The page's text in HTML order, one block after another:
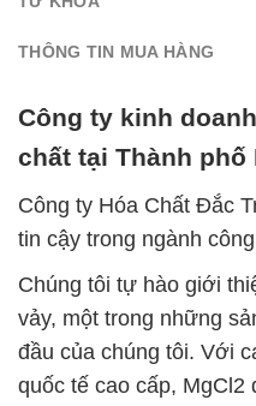
THÔNG TIN MUA HÀNG
Công ty kinh
chất tại Thành phố
Công ty Hóa Chất Đắc
tin cậy trong ngành
Chúng tôi tự hào giới
vảy, một trong những
đầu của chúng tôi. Với
quốc tế cao cấp, MgCl2